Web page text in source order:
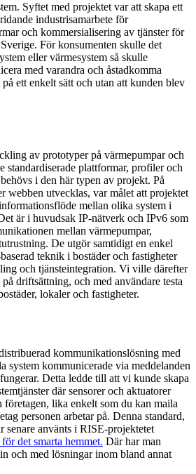
Syftet med projektet var att skapa ett
industrisamarbete för
och kommersialisering av tjänster för
För konsumenten skulle det
eller värmesystem så skulle
med varandra och åstadkomma
ett enkelt sätt och utan att kunden blev
av prototyper på värmepumpar och
standardiserade plattformar, profiler och
i den här typen av projekt. På
webben utvecklas, var målet att projektet
mellan olika system i
är i huvudsak IP-nätverk och IPv6 som
mellan värmepumpar,
De utgör samtidigt en enkel
teknik i bostäder och fastigheter
och tjänsteintegration. Vi ville därefter
driftsättning, och med användare testa
lokaler och fastigheter.
kommunikationslösning med
system kommunicerade via meddelanden
Detta ledde till att vi kunde skapa
där sensorer och aktuatorer
företagen, lika enkelt som du kan maila
personen arbetar på. Denna standard,
senare använts i RISE-projektetet
det smarta hemmet. Där har man
och med lösningar inom bland annat